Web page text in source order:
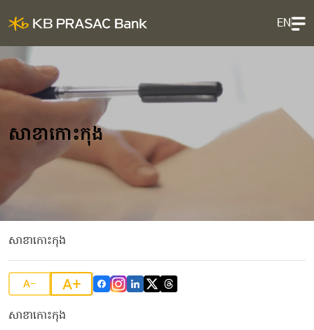
EN
សាខាកោះកុង
សាខាកោះកុង
A- A+
សាខាកោះកុង